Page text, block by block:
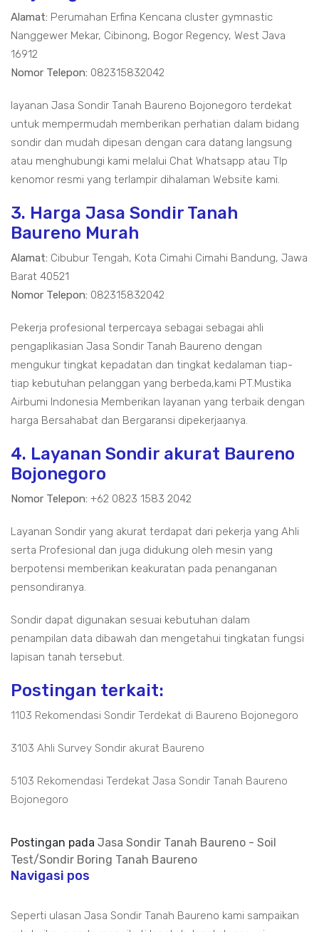
Alamat: Perumahan Erfina Kencana cluster gymnastic
Nanggewer Mekar, Cibinong, Bogor Regency, West Java
16912
Nomor Telepon: 082315832042
layanan Jasa Sondir Tanah Baureno Bojonegoro terdekat
untuk mempermudah memberikan perhatian dalam bidang
sondir dan mudah dipesan dengan cara datang langsung
atau menghubungi kami melalui Chat Whatsapp atau Tlp
kenomor resmi yang terlampir dihalaman Website kami.
3. Harga Jasa Sondir Tanah
Baureno Murah
Alamat: Cibubur Tengah, Kota Cimahi Cimahi Bandung, Jawa
Barat 40521
Nomor Telepon: 082315832042
Pekerja profesional terpercaya sebagai sebagai ahli
pengaplikasian Jasa Sondir Tanah Baureno dengan
mengukur tingkat kepadatan dan tingkat kedalaman tiap-
tiap kebutuhan pelanggan yang berbeda,kami PT.Mustika
Airbumi Indonesia Memberikan layanan yang terbaik dengan
harga Bersahabat dan Bergaransi dipekerjaanya.
4. Layanan Sondir akurat Baureno
Bojonegoro
Nomor Telepon: +62 0823 1583 2042
Layanan Sondir yang akurat terdapat dari pekerja yang Ahli
serta Profesional dan juga didukung oleh mesin yang
berpotensi memberikan keakuratan pada penanganan
pensondiranya.
Sondir dapat digunakan sesuai kebutuhan dalam
penampilan data dibawah dan mengetahui tingkatan fungsi
lapisan tanah tersebut.
Postingan terkait:
1103 Rekomendasi Sondir Terdekat di Baureno Bojonegoro
3103 Ahli Survey Sondir akurat Baureno
5103 Rekomendasi Terdekat Jasa Sondir Tanah Baureno
Bojonegoro
Postingan pada Jasa Sondir Tanah Baureno - Soil
Test/Sondir Boring Tanah Baureno
Navigasi pos
Seperti ulasan Jasa Sondir Tanah Baureno kami sampaikan